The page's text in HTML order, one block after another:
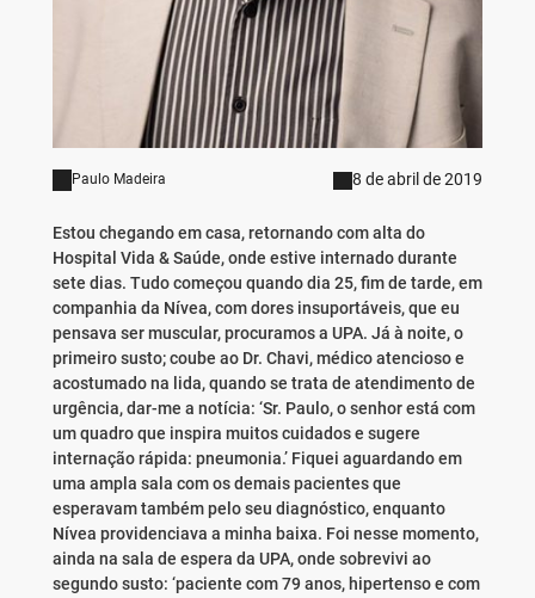
Paulo Madeira 8 de abril de 2019
Estou chegando em casa, retornando com alta do
Hospital Vida & Saúde, onde estive internado durante
sete dias. Tudo começou quando dia 25, fim de tarde, em
companhia da Nívea, com dores insuportáveis, que eu
pensava ser muscular, procuramos a UPA. Já à noite, o
primeiro susto; coube ao Dr. Chavi, médico atencioso e
acostumado na lida, quando se trata de atendimento de
urgência, dar-me a notícia: ‘Sr. Paulo, o senhor está com
um quadro que inspira muitos cuidados e sugere
internação rápida: pneumonia.’ Fiquei aguardando em
uma ampla sala com os demais pacientes que
esperavam também pelo seu diagnóstico, enquanto
Nívea providenciava a minha baixa. Foi nesse momento,
ainda na sala de espera da UPA, onde sobrevivi ao
segundo susto: ‘paciente com 79 anos, hipertenso e com